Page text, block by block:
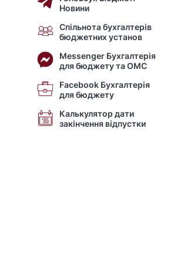
Новини
Спільнота бухгалтерів
бюджетних установ
Messenger Бухгалтерія
для бюджету та ОМС
Facebook Бухгалтерія
для бюджету
Калькулятор дати
закінчення відпустки